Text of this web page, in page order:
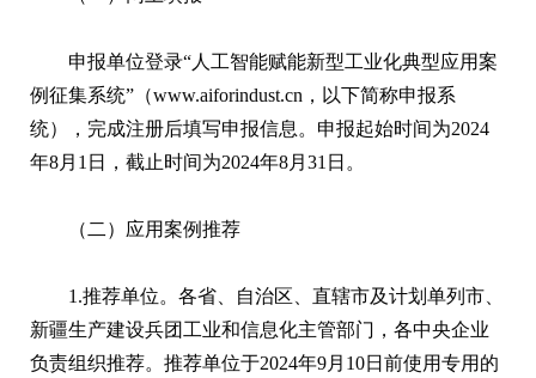
申报单位登录“人工智能赋能新型工业化典型应用案
例征集系统”（www.aiforindust.cn，以下简称申报系
统），完成注册后填写申报信息。申报起始时间为2024
年8月1日，截止时间为2024年8月31日。
（二）应用案例推荐
1.推荐单位。各省、自治区、直辖市及计划单列市、
新疆生产建设兵团工业和信息化主管部门，各中央企业
负责组织推荐。推荐单位于2024年9月10日前使用专用的